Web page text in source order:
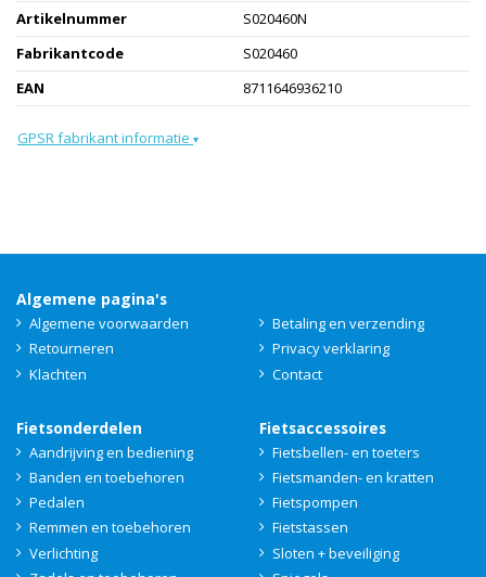
Artikelnummer
S020460N
Fabrikantcode
S020460
EAN
8711646936210
GPSR fabrikant informatie ▾
Algemene pagina's
Algemene voorwaarden
Betaling en verzending
Retourneren
Privacy verklaring
Klachten
Contact
Fietsonderdelen
Aandrijving en bediening
Banden en toebehoren
Pedalen
Remmen en toebehoren
Verlichting
Fietsaccessoires
Fietsbellen- en toeters
Fietsmanden- en kratten
Fietspompen
Fietstassen
Sloten + beveiliging